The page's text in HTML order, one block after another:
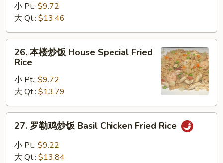
Shrimp
Fried
Rice
小 Pt.: $9.72
大 Qt.: $13.46
26.
House
Special
Fried
Rice
26. 本楼炒饭 House Special Fried
Rice
小 Pt.: $9.72
大 Qt.: $13.79
27.
27. 罗勒鸡炒饭 Basil Chicken Fried Rice
小 Pt.: $9.22
大 Qt.: $13.84